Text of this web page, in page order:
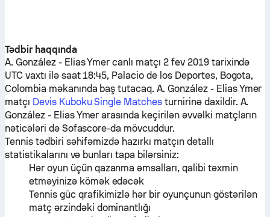
Tədbir haqqında
A. González- Elias Ymer canlı matçı 2 fev 2019 tarixində
UTC vaxtı ilə saat 18:45, Palacio de los Deportes, Bogota,
Colombia məkanında baş tutacaq.A. González- Elias Ymer
matçı Devis Kuboku Single Matches turnirinə daxildir. A.
González- Elias Ymer arasında keçirilən əvvəlki matçların
nəticələri də Sofascore-da mövcuddur.
Tennis tədbiri səhifəmizdə hazırkı matçın detallı
statistikalarını və bunları tapa bilərsiniz:
Hər oyun üçün qazanma əmsalları, qalibi təxmin
etməyinizə kömək edəcək
Tennis güc qrafikimizlə hər bir oyunçunun göstərilən
matç ərzindəki dominantlığı